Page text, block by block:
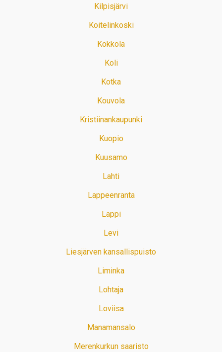
Kilpisjärvi
Koitelinkoski
Kokkola
Koli
Kotka
Kouvola
Kristiinankaupunki
Kuopio
Kuusamo
Lahti
Lappeenranta
Lappi
Levi
Liesjärven kansallispuisto
Liminka
Lohtaja
Loviisa
Manamansalo
Merenkurkun saaristo